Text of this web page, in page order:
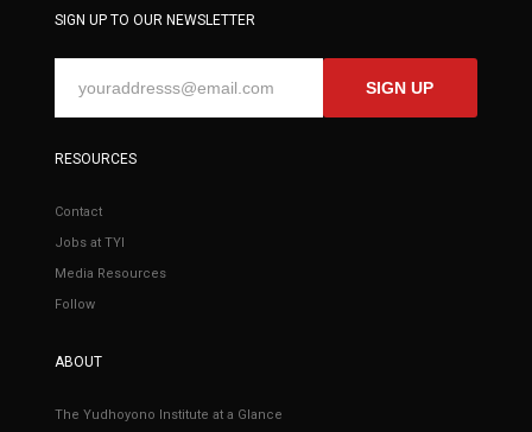
SIGN UP TO OUR NEWSLETTER
SIGN UP
RESOURCES
Contact
Jobs at TYI
Media Resources
Follow
ABOUT
The Yudhoyono Institute at a Glance